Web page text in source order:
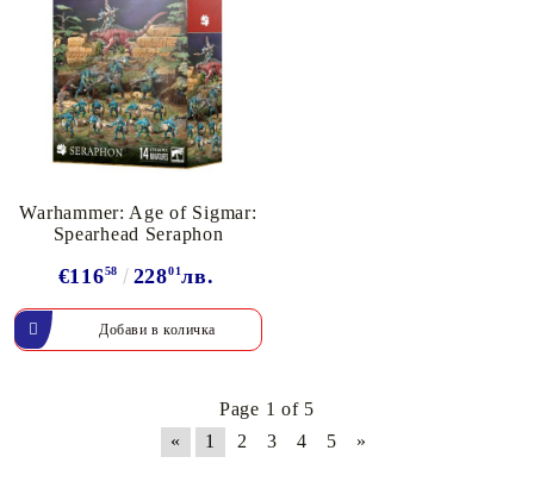
Warhammer: Age of Sigmar:
Spearhead Seraphon
€11658 22801лв.
Page 1 of 5
«
1 2 3 4 5 »